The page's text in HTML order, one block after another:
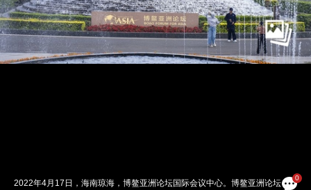
0
2022年4月17日，海南琼海，博鳌亚洲论坛国际会议中心。博鳌亚洲论坛